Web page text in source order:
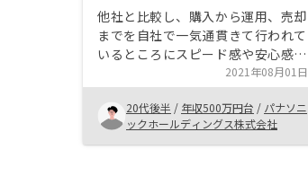
他社と比較し、購入から運用、売却
までを自社で一気通貫きて行われて
いるところにスピード感や安心感を
感じ、購入に踏み切った。AIによっ
て分析していると一言で終えられる
が、ブラックボックス化しているの
でもう少し詳細を説明いただけると
納得感がある
2021年08月01日
20代後半 / 年収500万円台 / パナソニ
ックホールディングス株式会社